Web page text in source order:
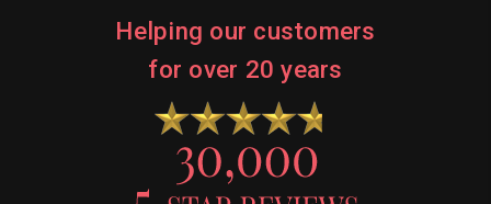
Helping our customers
for over 20 years